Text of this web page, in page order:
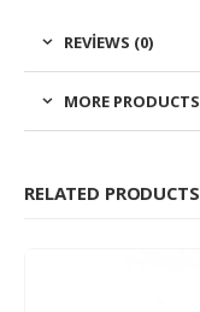
REVIEWS (0)
MORE PRODUCTS
RELATED PRODUCTS